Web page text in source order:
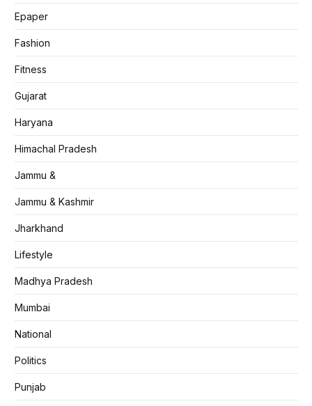
Epaper
Fashion
Fitness
Gujarat
Haryana
Himachal Pradesh
Jammu &
Jammu & Kashmir
Jharkhand
Lifestyle
Madhya Pradesh
Mumbai
National
Politics
Punjab